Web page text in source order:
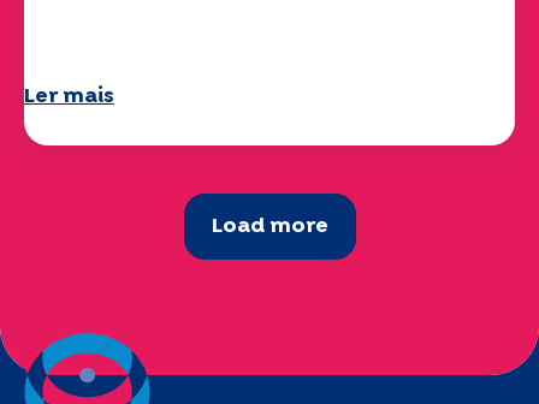
Ler mais
Load more